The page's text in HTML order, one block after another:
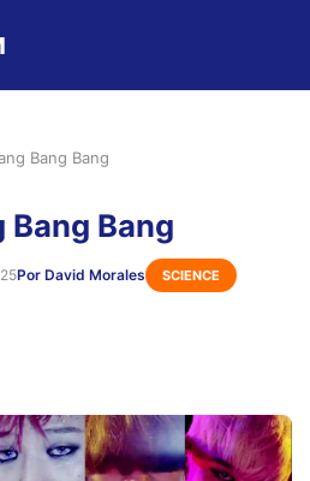
Bang Bang
Bang Bang
Por David Morales SCIENCE